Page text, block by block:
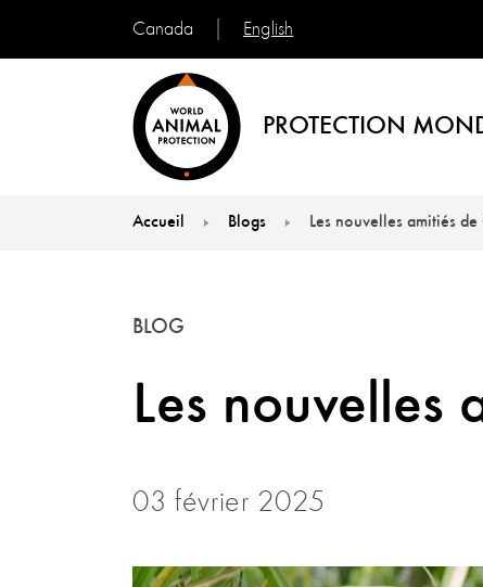
Canada English
PROTECTION
Accueil Blogs Les nouvelles amitiés de
Les nouvelles
BLOG
03 février 2025